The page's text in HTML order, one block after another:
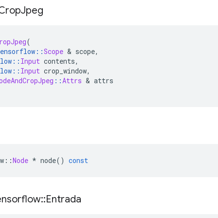
Jpeg
(
::Scope & scope,
:: Input contents,
:: Input crop_window,
::Attrs & attrs
::Node * node() const
::Entrada